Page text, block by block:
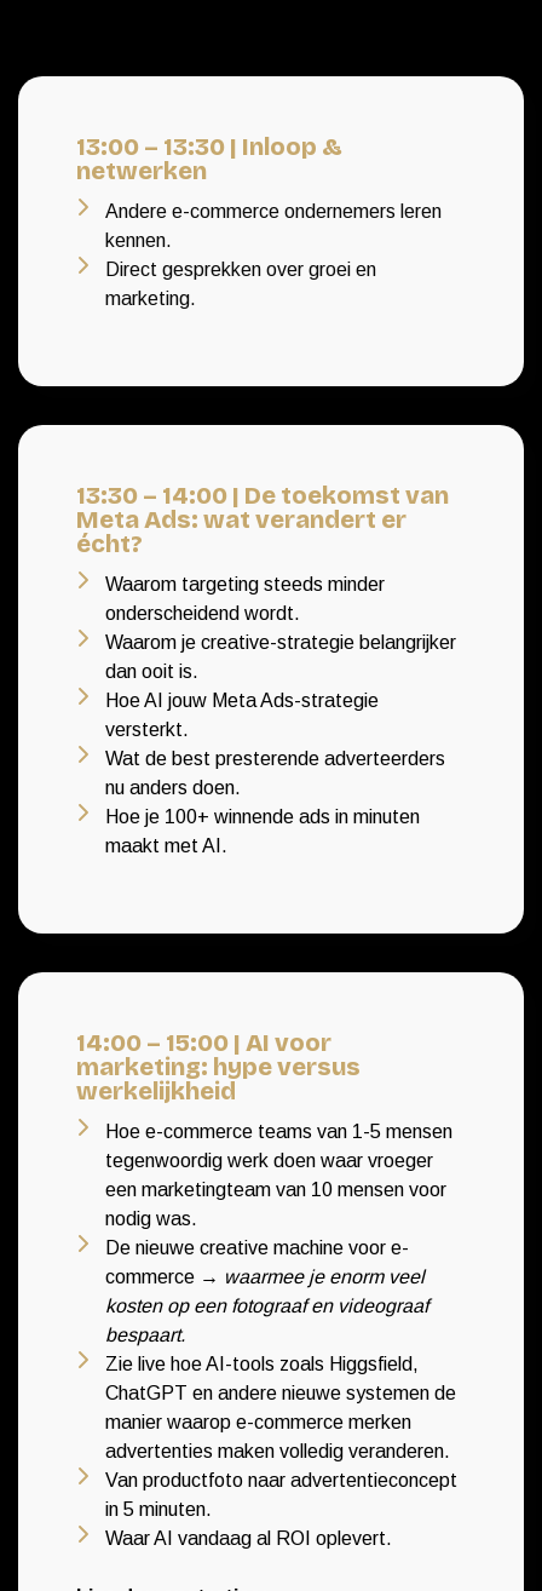
13:00 – 13:30 | Inloop &
netwerken
Andere e-commerce ondernemers leren
kennen.
Direct gesprekken over groei en
marketing.
13:30 – 14:00 | De toekomst van
Meta Ads: wat verandert er
écht?
Waarom targeting steeds minder
onderscheidend wordt.
Waarom je creative-strategie belangrijker
dan ooit is.
Hoe AI jouw Meta Ads-strategie
versterkt.
Wat de best presterende adverteerders
nu anders doen.
Hoe je 100+ winnende ads in minuten
maakt met AI.
14:00 – 15:00 | AI voor
marketing: hype versus
werkelijkheid
Hoe e-commerce teams van 1-5 mensen
tegenwoordig werk doen waar vroeger
een marketingteam van 10 mensen voor
nodig was.
De nieuwe creative machine voor e-
commerce → waarmee je enorm veel
kosten op een fotograaf en videograaf
bespaart.
Zie live hoe AI-tools zoals Higgsfield,
ChatGPT en andere nieuwe systemen de
manier waarop e-commerce merken
advertenties maken volledig veranderen.
Van productfoto naar advertentieconcept
in 5 minuten.
Waar AI vandaag al ROI oplevert.